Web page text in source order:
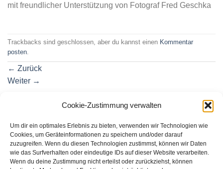
Cookie-Zustimmung verwalten
Um dir ein optimales Erlebnis zu bieten, verwenden wir Technologien wie
Cookies, um Geräteinformationen zu speichern und/oder darauf
zuzugreifen. Wenn du diesen Technologien zustimmst, können wir Daten
wie das Surfverhalten oder eindeutige IDs auf dieser Website verarbeiten.
Wenn du deine Zustimmung nicht erteilst oder zurückziehst, können
mit freundlicher Unterstützung von Fotograf Fred Geschka
Trackbacks sind geschlossen, aber du kannst einen Kommentar
posten.
← Zurück
Weiter →
Schreibe einen Kommentar
Du musstangemeldet sein, um einen Kommentar
abzugeben.